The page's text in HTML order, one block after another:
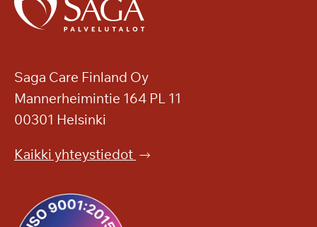
Saga Care Finland Oy
Mannerheimintie 164 PL 11
00301 Helsinki
Kaikki yhteystiedot